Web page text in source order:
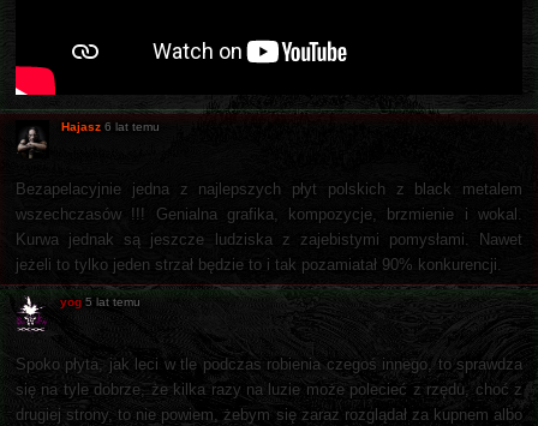
Hajasz 6 lat temu
Bezapelacyjnie jedna z najlepszych płyt polskich z black metalem
wszechczasów !!! Genialna grafika, kompozycje, brzmienie i wokal.
Kurwa jednak są jeszcze ludziska z zajebistymi pomysłami. Nawet
jeżeli to tylko jeden strzał będzie to i tak pozamiatał 90% konkurencji.
yog 5 lat temu
Spoko płyta, jak leci w tle podczas robienia czegoś innego, to sprawdza
się na tyle dobrze, że kilka razy na luzie może polecieć z rzędu, choć z
drugiej strony, to nie powiem, żebym się zaraz rozglądał za kupnem albo